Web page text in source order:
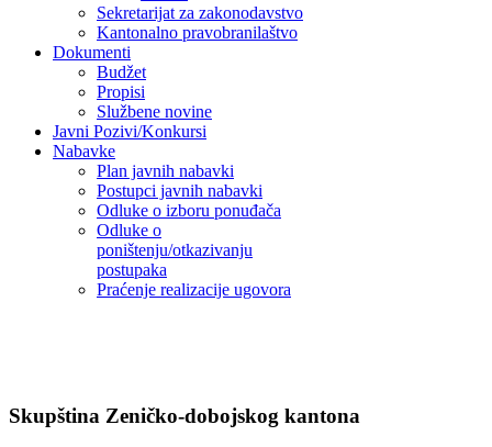
Sekretarijat za zakonodavstvo
Kantonalno pravobranilaštvo
Dokumenti
Budžet
Propisi
Službene novine
Javni Pozivi/Konkursi
Nabavke
Plan javnih nabavki
Postupci javnih nabavki
Odluke o izboru ponuđača
Odluke o
poništenju/otkazivanju
postupaka
Praćenje realizacije ugovora
Skupština Zeničko-dobojskog kantona